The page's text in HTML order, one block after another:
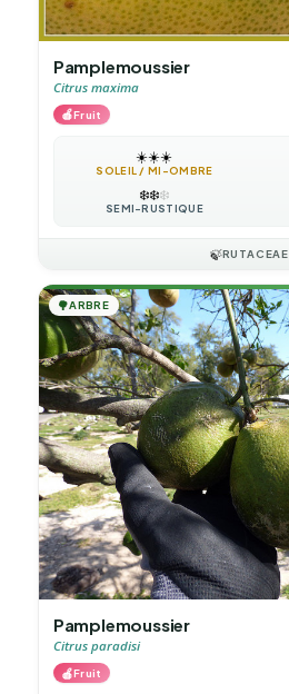
Pamplemoussier
Citrus maxima
🍎Fruit
☀️☀️☀️
SOLEIL / MI-OMBRE
❄️❄️❄️
SEMI-RUSTIQUE
🍃RUTACEAE
🌳ARBRE
Pamplemoussier
Citrus paradisi
🍎Fruit